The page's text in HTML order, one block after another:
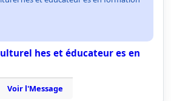
hes et éducateur es en
Voir l'Message